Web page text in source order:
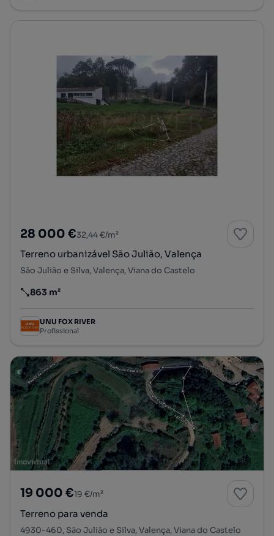
28 000 €32,44 €/m²
Terreno urbanizável São Julião, Valença
São Julião e Silva, Valença, Viana do Castelo
Preço por metro quadrado
863 m²
UNU FOX RIVER
Profissional
19 000 €19 €/m²
Terreno para venda
4930-460, São Julião e Silva, Valença, Viana do Castelo